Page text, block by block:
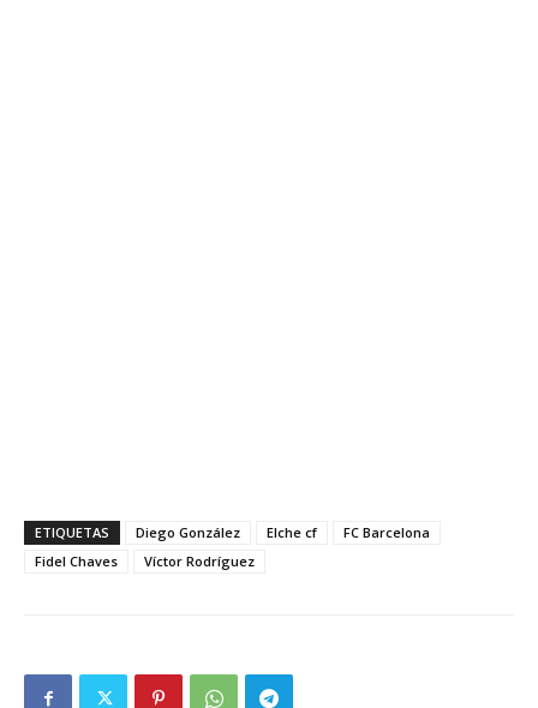
ETIQUETAS Diego González Elche cf
FC Barcelona
Fidel Chaves
Víctor Rodríguez